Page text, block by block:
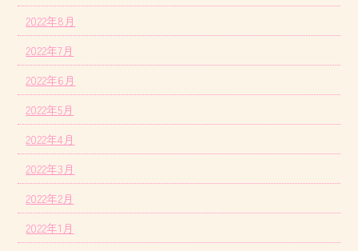
2022年8月
2022年7月
2022年6月
2022年5月
2022年4月
2022年3月
2022年2月
2022年1月